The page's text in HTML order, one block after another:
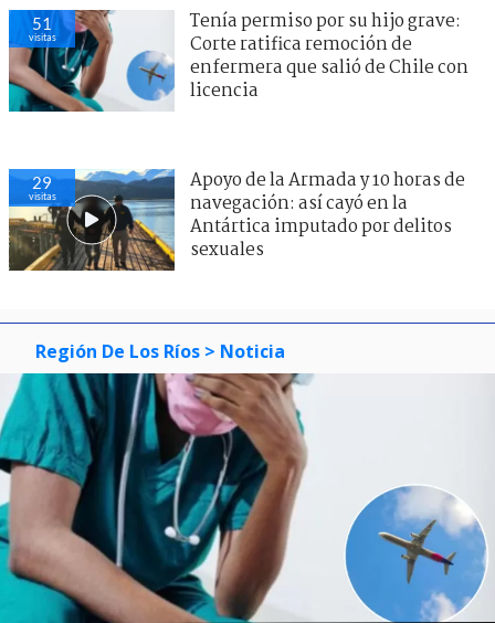
51
visitas
Tenía permiso por su hijo grave:
Corte ratifica remoción de
enfermera que salió de Chile con
licencia
29
visitas
Apoyo de la Armada y 10 horas de
navegación: así cayó en la
Antártica imputado por delitos
sexuales
Región De Los Ríos > Noticia